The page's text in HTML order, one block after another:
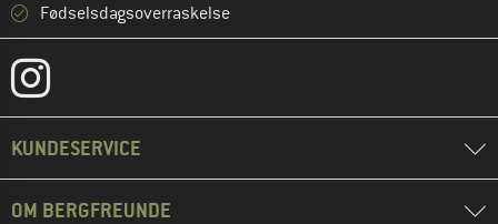
Fødselsdagsoverraskelse
KUNDESERVICE
OM BERGFREUNDE